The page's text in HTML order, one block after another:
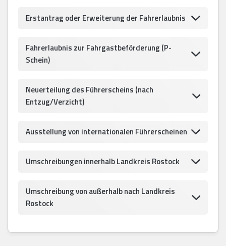
Erstantrag oder Erweiterung der Fahrerlaubnis
Fahrerlaubnis zur Fahrgastbeförderung (P-
Schein)
Neuerteilung des Führerscheins (nach
Entzug/Verzicht)
Ausstellung von internationalen Führerscheinen
Umschreibungen innerhalb Landkreis Rostock
Umschreibung von außerhalb nach Landkreis
Rostock